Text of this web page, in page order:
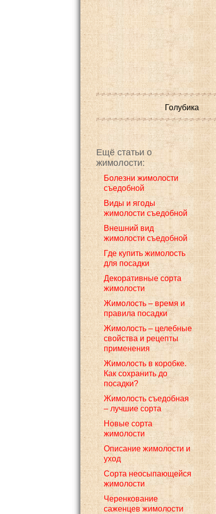
Голубика
Ещё статьи о
жимолости:
Болезни жимолости
съедобной
Виды и ягоды
жимолости съедобной
Внешний вид
жимолости съедобной
Где купить жимолость
для посадки
Декоративные сорта
жимолости
Жимолость – время и
правила посадки
Жимолость – целебные
свойства и рецепты
применения
Жимолость в коробке.
Как сохранить до
посадки?
Жимолость съедобная
– лучшие сорта
Новые сорта
жимолости
Описание жимолости и
уход
Сорта неосыпающейся
жимолости
Черенкование
саженцев жимолости